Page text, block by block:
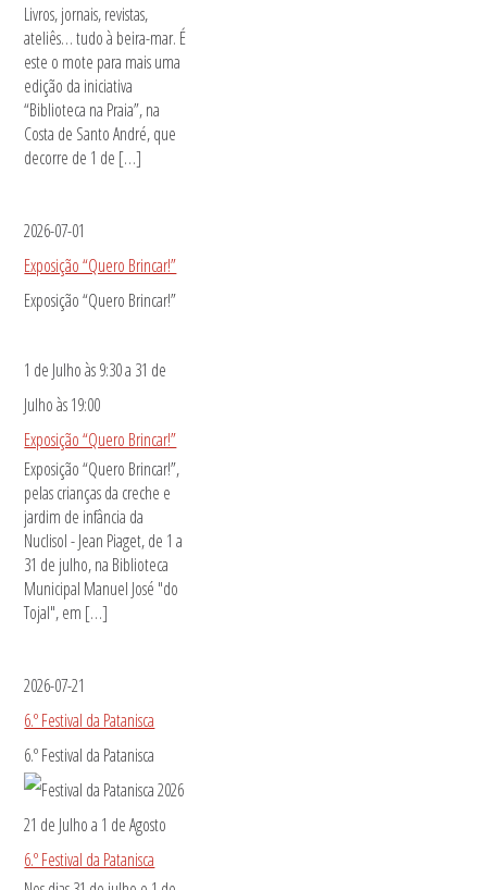
Livros, jornais, revistas,
ateliês… tudo à beira-mar. É
este o mote para mais uma
edição da iniciativa
“Biblioteca na Praia”, na
Costa de Santo André, que
decorre de 1 de […]
2026-07-01
Exposição “Quero Brincar!”
Exposição “Quero Brincar!”
1 de Julho às 9:30a 31 de
Julho às 19:00
Exposição “Quero Brincar!”
Exposição “Quero Brincar!”,
pelas crianças da creche e
jardim de infância da
Nuclisol - Jean Piaget, de 1 a
31 de julho, na Biblioteca
Municipal Manuel José "do
Tojal", em […]
2026-07-21
6.º Festival da Patanisca
6.º Festival da Patanisca
21 de Julhoa 1 de Agosto
6.º Festival da Patanisca